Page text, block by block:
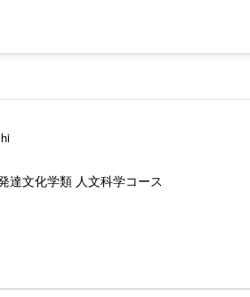
達文化学類 人文科学コース